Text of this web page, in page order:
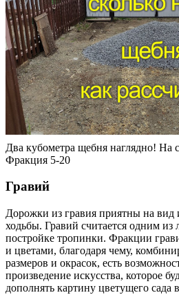
Два кубометра щебня наглядно! На
Фракция 5-20
Гравий
Дорожки из гравия приятны на вид
ходьбы. Гравий считается одним
постройке тропинки. Фракции
и цветами, благодаря чему,
размеров и окрасок, есть
произведение искусства, которое
дополнять картину цветущего сада